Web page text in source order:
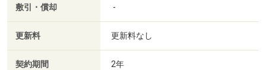
敷引・償却 -
更新料 更新料なし
契約期間 2年